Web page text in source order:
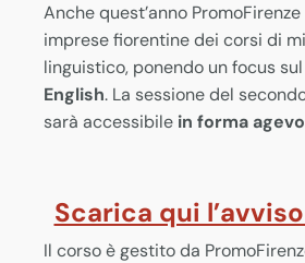
Anche quest’anno
imprese fiorentine dei corsi di
linguistico, ponendo un focus sul
English. La sessione del
sarà accessibile in forma
Scarica qui
Il corso è gestito da